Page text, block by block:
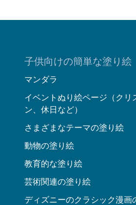
子供向けの簡単な塗り絵
マンダラ
イベントぬり絵ページ（クリ
ン、休日など）
さまざまなテーマの塗り絵
動物の塗り絵
教育的な塗り絵
芸術関連の塗り絵
ディズニーのクラシック漫画